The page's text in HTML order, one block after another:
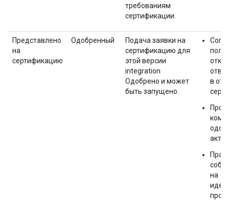
требованиям
сертификации.
Представлено
на
сертификацию
Одобренный
Подача заявки на
сертификацию для
этой версии
integration
Одобрено и может
быть запущено.
в
на